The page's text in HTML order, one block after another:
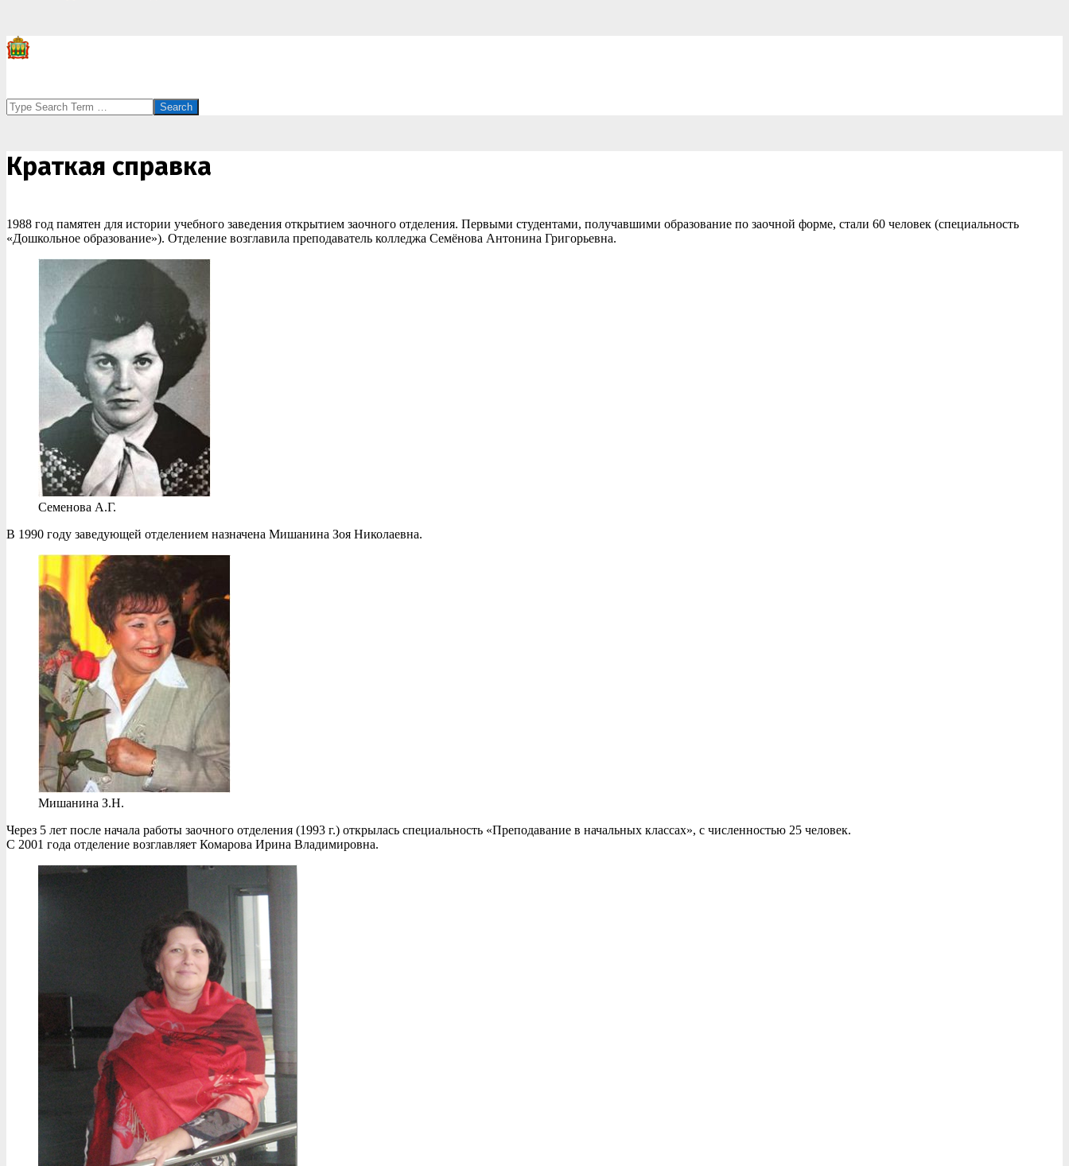
Search
Краткая справка
1988 год памятен для истории учебного заведения открытием заочного отделения. Первыми студентами, получавшими образование по заочной форме, стали 60 человек (специальность
«Дошкольное образование»). Отделение возглавила преподаватель колледжа Семёнова Антонина Григорьевна.
Семенова А.Г.
В 1990 году заведующей отделением назначена Мишанина Зоя Николаевна.
Мишанина З.Н.
Через 5 лет после начала работы заочного отделения (1993 г.) открылась специальность «Преподавание в начальных классах», с численностью 25 человек.
С 2001 года отделение возглавляет Комарова Ирина Владимировна.